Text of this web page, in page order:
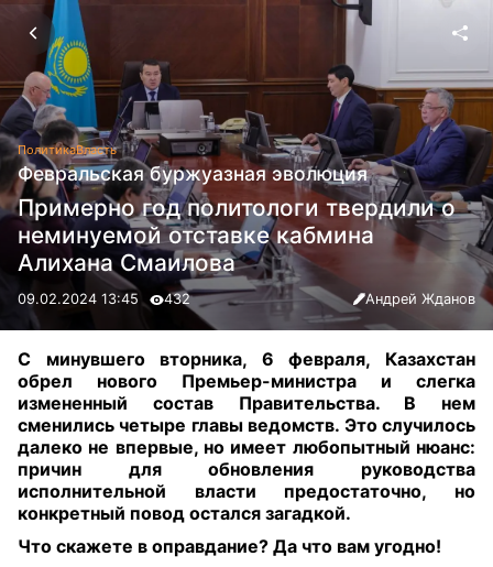
ПолитикаВласть
Февральская буржуазная эволюция
Примерно год политологи твердили о
неминуемой отставке кабмина
Алихана Смаилова
09.02.2024 13:45 432 Андрей Жданов
С минувшего вторника, 6 февраля, Казахстан
обрел нового Премьер-министра и слегка
измененный состав Правительства. В нем
сменились четыре главы ведомств. Это случилось
далеко не впервые, но имеет любопытный нюанс:
причин для обновления руководства
исполнительной власти предостаточно, но
конкретный повод остался загадкой.
Что скажете в оправдание? Да что вам угодно!